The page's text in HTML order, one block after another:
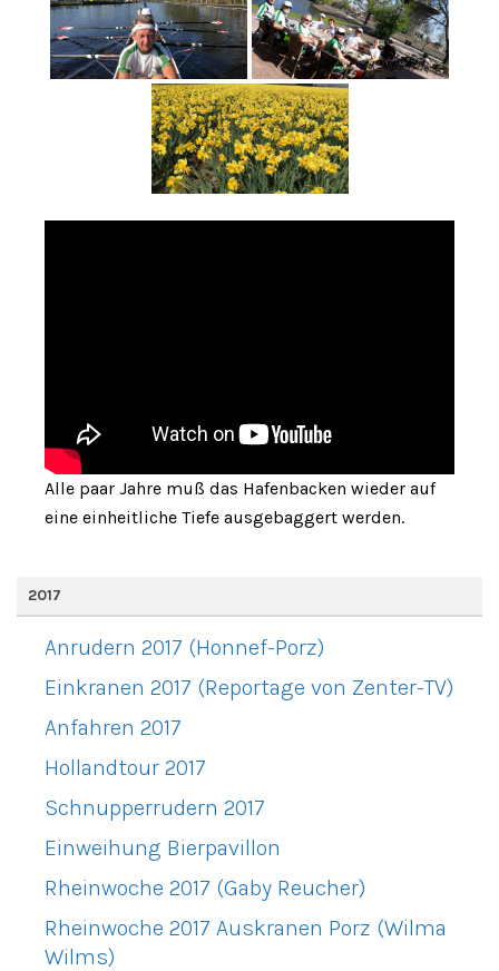
Alle paar Jahre muß das Hafenbacken wieder auf
eine einheitliche Tiefe ausgebaggert werden.
2017
Anrudern 2017 (Honnef-Porz)
Einkranen 2017 (Reportage von Zenter-TV)
Anfahren 2017
Hollandtour 2017
Schnupperrudern 2017
Einweihung Bierpavillon
Rheinwoche 2017 (Gaby Reucher)
Rheinwoche 2017 Auskranen Porz (Wilma
Wilms)